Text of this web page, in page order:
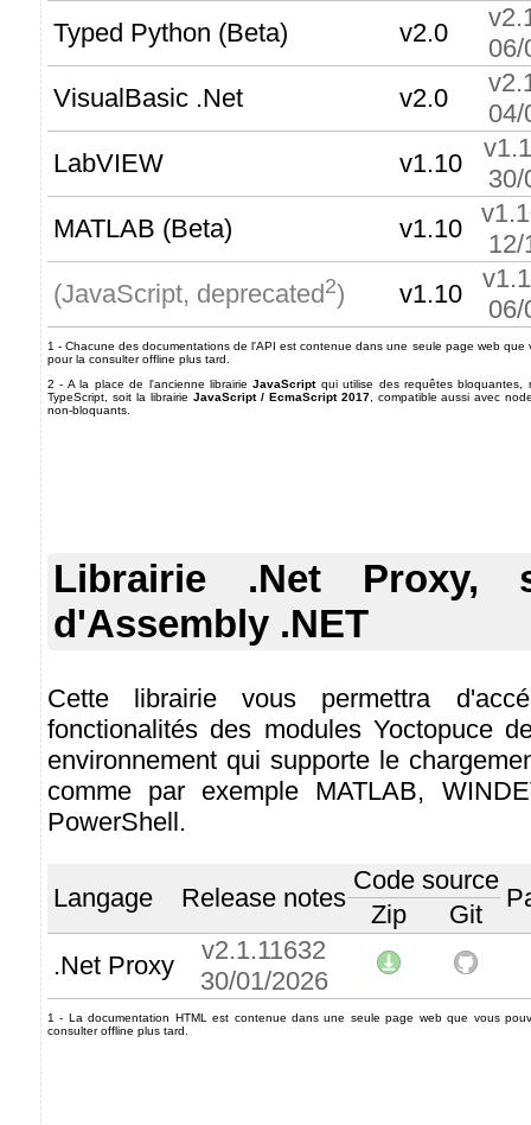
Typed Python (Beta)
v2.0
06/
VisualBasic .Net
v2.0
04/
LabVIEW
v1.10
30/
MATLAB (Beta)
v1.10
12/
(JavaScript, deprecated2) v1.10
06/
1 - Chacune des documentations de l'API est contenue dans une seule page web que
pour la consulter offline plus tard.
2 - A la place de l'ancienne librairieJavaScriptqui utilise des requêtes bloquantes,
TypeScript, soit la librairie JavaScript / EcmaScript 2017, compatible aussi avec
non-bloquants.
Librairie .Net Proxy,
d'Assembly .NET
Cette librairie vous permettra
fonctionalités des modules Yoctopuce
environnement qui supporte le
comme par exemple MATLAB,
PowerShell.
Langage Release notes
Code source
Zip
Git
.Net Proxy
v2.1.11632
30/01/2026
1 - La documentation HTML est contenue dans une seule page web que vous
consulter offline plus tard.